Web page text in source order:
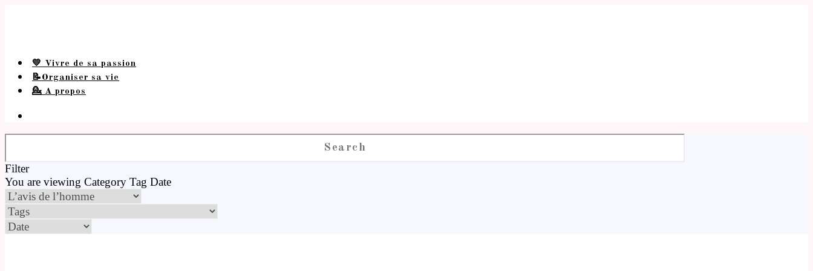
💛 Vivre de sa passion
📝Organiser sa vie
💁 A propos
Filter
You are viewing Category Tag Date